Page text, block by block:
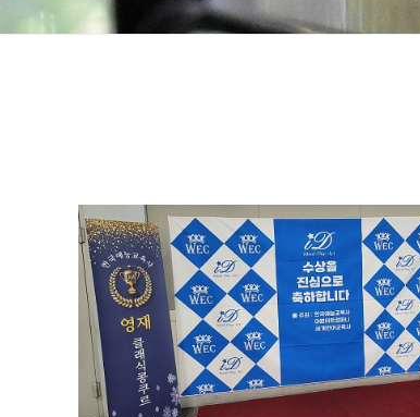
제108회 한국영재클래식콩쿠르 포토존